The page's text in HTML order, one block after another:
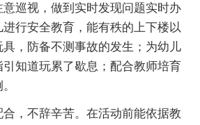
巡视，做到实时发现问题实时办
行安全教育，能有秩的上下楼以
，防备不测事故的发生；为幼儿
知道玩累了歇息；配合教师培育
合，不辞辛苦。在活动前能依据教